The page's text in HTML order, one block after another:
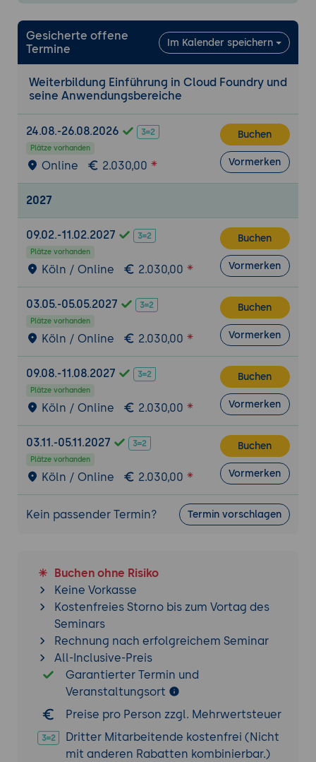
Grundlagen der Cloud Foundry-Nutzung
Bereitstellung von Anwendungen:
Bereitstellung von Anwendungen in Cloud
Foundry mit CLI-Tools.
Service-Broker-Integration:Nutzung von
externen Services wie Datenbanken und
Message-Brokern über den Cloud Foundry
Marketplace.
Automatische Skalierung:Einrichtung und
Konfiguration von horizontaler und
vertikaler Skalierung.
Überwachung und Fehlerbehebung:
Nutzung integrierter Tools zur
Protokollierung und Fehlerbehebung in
Cloud Foundry.
Praxisübung 1: Bereitstellung einer
Beispielanwendung
Die Teilnehmenden
deployen eine einfache Anwendung in
Cloud Foundry und konfigurieren
zusätzliche Services.
Node.js- oder Spring-Boot-Anwendung und
Anbindung einer externen Datenbank.
Tools:Cloud Foundry CLI, Cloud Foundry
Ergebnisse: Die Teilnehmenden testen die
Bereitstellungspipeline und erleben die
Fortgeschrittene Themen in Cloud Foundry
CI/CD-Integration:Aufbau einer
Continuous Integration/Continuous
Deployment-Pipeline mit Cloud Foundry.
Benutzer- und Rechteverwaltung:
Konfiguration von Multi-Tenant-
Umgebungen und rollenbasiertem Zugriff.
Multi-Cloud-Strategien:Einsatz von Cloud
Foundry in hybriden und Multi-Cloud-
Umgebungen.
Gesicherte offene
Termine
Im Kalender speichern
Weiterbildung Einführung in Cloud Foundry und
seine Anwendungsbereiche
24.08.-26.08.2026
Plätze vorhanden
Online 2.030,00
Buchen
Vormerken
2027
09.02.-11.02.2027
Plätze vorhanden
Köln / Online 2.030,00
Buchen
Vormerken
03.05.-05.05.2027
Plätze vorhanden
Köln / Online 2.030,00
Buchen
Vormerken
09.08.-11.08.2027
Plätze vorhanden
Köln / Online 2.030,00
Buchen
Vormerken
03.11.-05.11.2027
Plätze vorhanden
Köln / Online 2.030,00
Buchen
Vormerken
Kein passender Termin? Termin vorschlagen
Buchen ohne Risiko
Keine Vorkasse
Kostenfreies Storno bis zum Vortag des
Seminars
Rechnung nach erfolgreichem Seminar
All-Inclusive-Preis
Garantierter Termin und
Veranstaltungsort
Preise pro Person zzgl. Mehrwertsteuer
Dritter Mitarbeitende kostenfrei (Nicht
mit anderen Rabatten kombinierbar.)